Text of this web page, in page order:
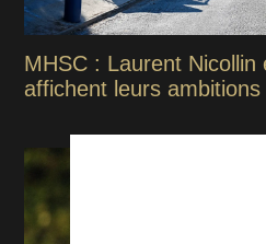
MHSC : Laurent
affichent leurs ambitions